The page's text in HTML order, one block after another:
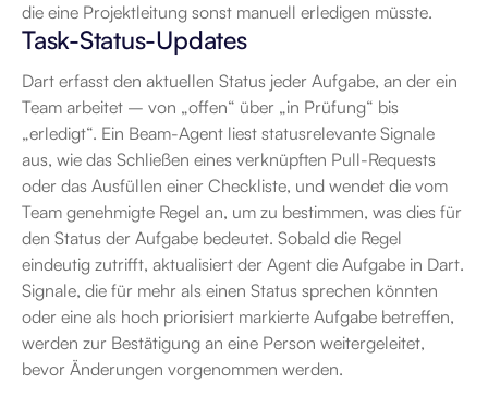
die eine Projektleitung sonst manuell erledigen müsste.
Task-Status-Updates
Dart erfasst den aktuellen Status jeder Aufgabe, an der ein
Team arbeitet – von „offen“ über „in Prüfung“ bis
„erledigt“. Ein Beam-Agent liest statusrelevante Signale
aus, wie das Schließen eines verknüpften Pull-Requests
oder das Ausfüllen einer Checkliste, und wendet die vom
Team genehmigte Regel an, um zu bestimmen, was dies für
den Status der Aufgabe bedeutet. Sobald die Regel
eindeutig zutrifft, aktualisiert der Agent die Aufgabe in Dart.
Signale, die für mehr als einen Status sprechen könnten
oder eine als hoch priorisiert markierte Aufgabe betreffen,
werden zur Bestätigung an eine Person weitergeleitet,
bevor Änderungen vorgenommen werden.